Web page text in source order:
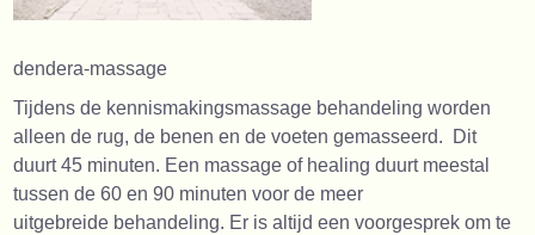
dendera-massage
Tijdens de kennismakingsmassage behandeling worden
alleen de rug, de benen en de voeten gemasseerd. Dit
duurt 45 minuten. Een massage of healing duurt meestal
tussen de 60 en 90 minuten voor de meer
uitgebreide behandeling. Er is altijd een voorgesprek om te